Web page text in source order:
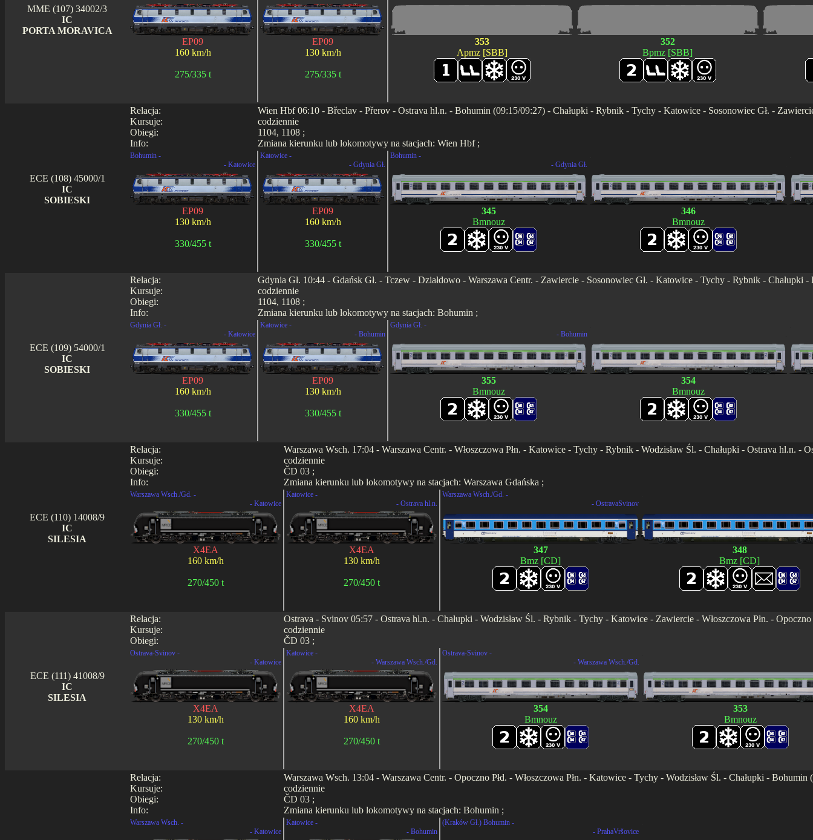
MME (107) 34002/3
IC
PORTA MORAVICA
EP09
160 km/h
275/335 t
EP09
130 km/h
275/335 t
353
Apmz [SBB]
352
Bpmz [SBB]
Relacja:
Kursuje:
Obiegi:
Info:
Wien Hbf 06:10 - Břeclav - Přerov - Ostrava hl.n. - Bohumin (09:15/09:27) - Chałupki - Rybnik - Tychy - Katowice - Sosonowiec Gł. -
codziennie
1104, 1108 ;
Zmiana kierunku lub lokomotywy na stacjach: Wien Hbf ;
ECE (108) 45000/1
IC
SOBIESKI
Bohumin -
- Katowice
EP09
130 km/h
330/455 t
Katowice -
- Gdynia Gł.
EP09
160 km/h
330/455 t
Bohumin -
- Gdynia Gł.
345
Bmnouz
346
Bmnouz
Relacja:
Kursuje:
Obiegi:
Info:
Gdynia Gł. 10:44 - Gdańsk Gł. - Tczew - Działdowo - Warszawa Centr. - Zawiercie - Sosonowiec Gł. - Katowice - Tychy - Rybnik -
codziennie
1104, 1108 ;
Zmiana kierunku lub lokomotywy na stacjach: Bohumin ;
ECE (109) 54000/1
IC
SOBIESKI
Gdynia Gł. -
- Katowice
EP09
160 km/h
330/455 t
Katowice -
- Bohumin
EP09
130 km/h
330/455 t
Gdynia Gł. -
- Bohumin
355
Bmnouz
354
Bmnouz
Relacja:
Kursuje:
Obiegi:
Info:
Warszawa Wsch. 17:04 - Warszawa Centr. - Włoszczowa Płn. - Katowice - Tychy - Rybnik - Wodzisław Śl. - Chałupki - Ostrava hl.n. -
codziennie
ČD 03 ;
Zmiana kierunku lub lokomotywy na stacjach: Warszawa Gdańska ;
ECE (110) 14008/9
IC
SILESIA
Warszawa Wsch./Gd. -
- Katowice
X4EA
160 km/h
270/450 t
Katowice -
- Ostrava hl.n.
X4EA
130 km/h
270/450 t
Warszawa Wsch./Gd. -
- OstravaSvinov
347
Bmz [CD]
348
Bmz [CD]
Relacja:
Kursuje:
Obiegi:
Ostrava - Svinov 05:57 - Ostrava hl.n. - Chałupki - Wodzisław Śl. - Rybnik - Tychy - Katowice - Zawiercie - Włoszczowa Płn. -
codziennie
ČD 03 ;
ECE (111) 41008/9
IC
SILESIA
Ostrava-Svinov -
- Katowice
X4EA
130 km/h
270/450 t
Katowice -
- Warszawa Wsch./Gd.
X4EA
160 km/h
270/450 t
Ostrava-Svinov -
- Warszawa Wsch./Gd.
354
Bmnouz
353
Bmnouz
Relacja:
Kursuje:
Obiegi:
Info:
Warszawa Wsch. 13:04 - Warszawa Centr. - Opoczno Płd. - Włoszczowa Płn. - Katowice - Tychy - Wodzisław Śl. - Chałupki -
codziennie
ČD 03 ;
Zmiana kierunku lub lokomotywy na stacjach: Bohumin ;
Warszawa Wsch. -
- Katowice
Katowice -
- Bohumin
(Kraków Gł.) Bohumin -
- PrahaVršovice